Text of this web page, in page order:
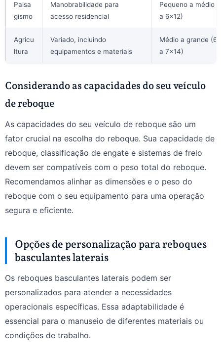
Paisa
gismo
Manobrabilidade para
acesso residencial
Pequeno a médio
a 6×12)
Agricu
ltura
Variado, incluindo
equipamentos e materiais
Médio a grande
a 7×14)
Considerando as capacidades do seu veículo
de reboque
As capacidades do seu veículo de reboque são um
fator crucial na escolha do reboque. Sua capacidade de
reboque, classificação de engate e sistemas de freio
devem ser compatíveis com o peso total do reboque.
Recomendamos alinhar as dimensões e o peso do
reboque com o seu equipamento para uma operação
segura e eficiente.
Opções de personalização para reboques
basculantes laterais
Os reboques basculantes laterais podem ser
personalizados para atender a necessidades
operacionais específicas. Essa adaptabilidade é
essencial para o manuseio de diferentes materiais ou
condições de trabalho.